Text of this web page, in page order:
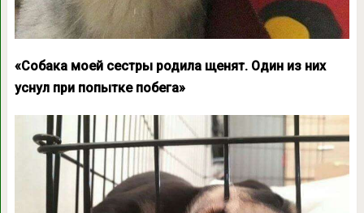
«Собака моей сестры родила щенят. Один из них
уснул при попытке побега»